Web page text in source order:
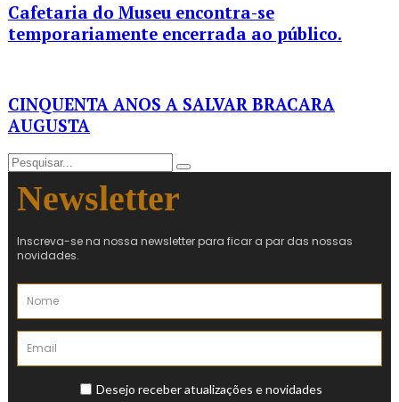
Cafetaria do Museu encontra-se
temporariamente encerrada ao público.
CINQUENTA ANOS A SALVAR BRACARA
AUGUSTA